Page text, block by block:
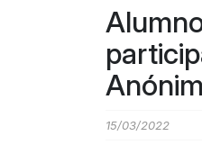
15/03/2022